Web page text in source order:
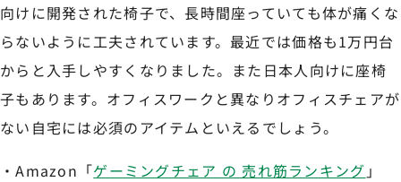
向けに開発された椅子で、長時間座っていても体が痛くな
らないように工夫されています。最近では価格も1万円台
からと入手しやすくなりました。また日本人向けに座椅
子もあります。オフィスワークと異なりオフィスチェアが
ない自宅には必須のアイテムといえるでしょう。
・Amazon「ゲーミングチェア の 売れ筋ランキング 」